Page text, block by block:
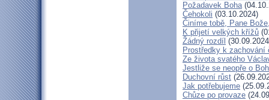
Požadavek Boha
Čehokoli (03.10.2024)
Činíme tobě, Pane
K přijetí velkých křížů
Žádný rozdíl
Prostředky k zachování
Ze života svatého
Jestliže se neopře o
Duchovní růst
Jak potřebujeme
Chůze po provaze